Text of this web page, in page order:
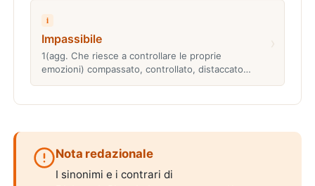
i
Impassibile
1(agg. Che riesce a controllare le proprie
emozioni) compassato, controllato, distaccato…
Nota redazionale
I sinonimi e i contrari di